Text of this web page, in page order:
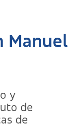
Manuel
y
de
de